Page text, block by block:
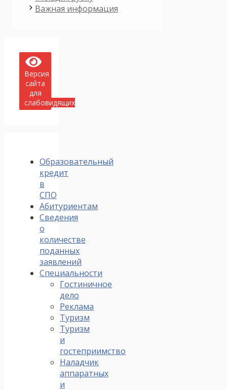
Важная информация
Версия
сайта
для
слабовидящих
Образовательный
кредит
в
СПО
Абитуриентам
Сведения
о
количестве
поданных
заявлений
Специальности
Гостиничное
дело
Реклама
Туризм
Туризм
и
гостеприимство
Наладчик
аппаратных
и